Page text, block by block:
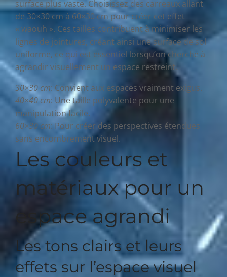
surface plus vaste. Choisissez des carreaux allant
de 30×30 cm à 60×30 cm pour créer cet effet
« waouh ». Ces tailles contribuent à minimiser les
lignes de jointures, créant ainsi une surface de sol
uniforme, ce qui est essentiel lorsqu’on cherche à
agrandir visuellement un espace restreint.
30×30 cm: Convient aux espaces vraiment exigus.
40×40 cm: Une taille polyvalente pour une
manipulation facile.
60×30 cm: Pour créer des perspectives étendues
sans encombrement visuel.
Les couleurs et
matériaux pour un
espace agrandi
Les tons clairs et leurs
effets sur l’espace visuel